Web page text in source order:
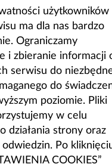
użytkowników
ma dla nas bardzo
Ograniczamy
i zbieranie informacji
serwisu do
do
poziomie. Pliki
w celu
działania strony oraz
odwiedzin. Po
COOKIES”